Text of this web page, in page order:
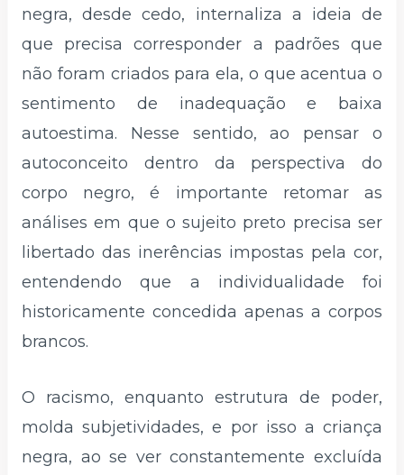
negra, desde cedo, internaliza a ideia de
que precisa corresponder a padrões que
não foram criados para ela, o que acentua o
sentimento de inadequação e baixa
autoestima. Nesse sentido, ao pensar o
autoconceito dentro da perspectiva do
corpo negro, é importante retomar as
análises em que o sujeito preto precisa ser
libertado das inerências impostas pela cor,
entendendo que a individualidade foi
historicamente concedida apenas a corpos
brancos.
O racismo, enquanto estrutura de poder,
molda subjetividades, e por isso a criança
negra, ao se ver constantemente excluída